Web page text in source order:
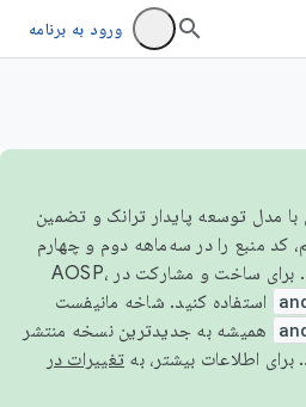
ورود به برنامه
شدن با مدل توسعه پایدار ترانک و تضمین
کد منبع را در سه‌ماهه دوم و چهارم
استفاده کنید. شاخه مانیفست
همیشه به جدیدترین نسخه منتشر
تغییرات در